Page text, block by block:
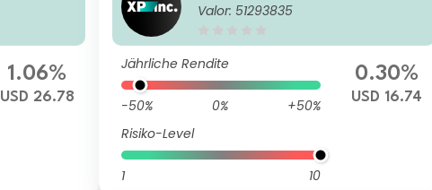
1.06%
USD 26.78
Valor: 51293835
Jährliche Rendite
-50% 0%
+50%
Risiko-Level
1 10
0.30%
USD 16.74